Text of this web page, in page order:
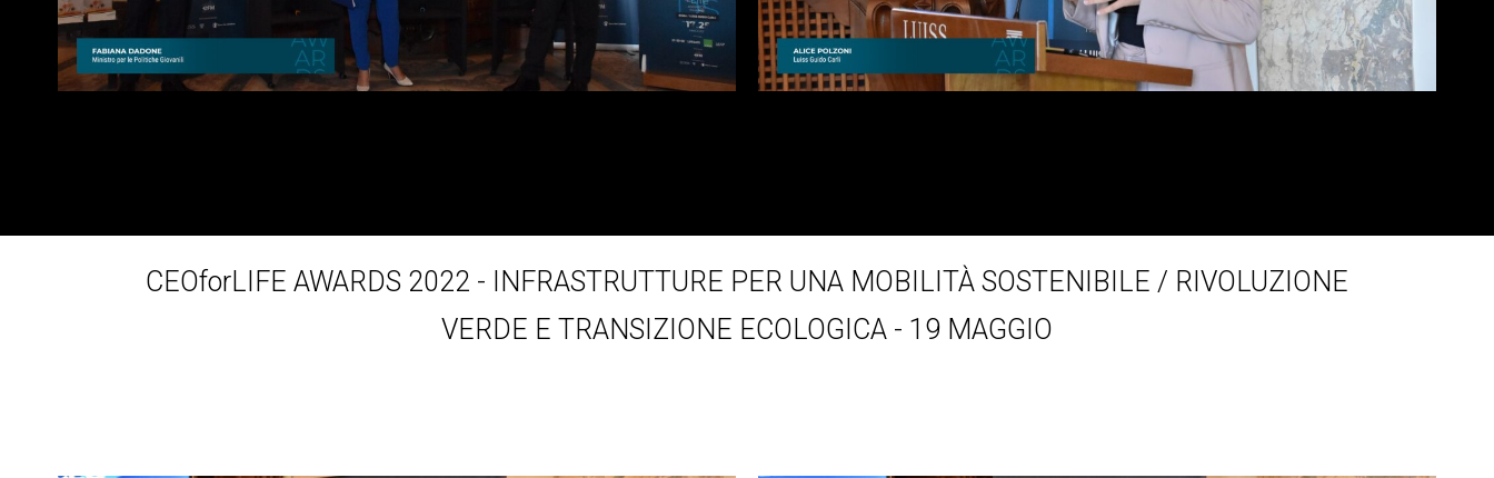
CEOforLIFE AWARDS 2022 - INFRASTRUTTURE PER UNA MOBILITÀ SOSTENIBILE / RIVOLUZIONE
VERDE E TRANSIZIONE ECOLOGICA - 19 MAGGIO